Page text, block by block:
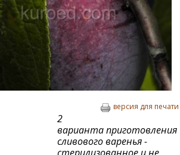
версия для печати
2
варианта приготовления
сливового варенья -